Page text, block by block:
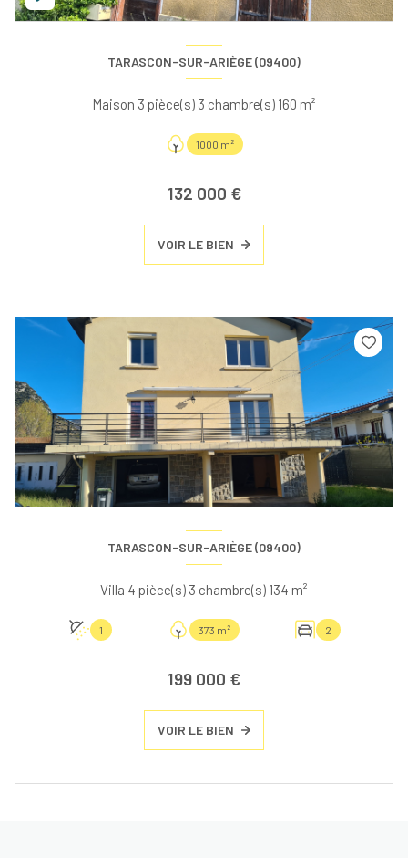
TARASCON-SUR-ARIÈGE (09400)
Maison 3 pièce(s) 3 chambre(s) 160 m²
1000 m²
132 000 €
VOIR LE BIEN
TARASCON-SUR-ARIÈGE (09400)
Villa 4 pièce(s) 3 chambre(s) 134 m²
1 373 m² 2
199 000 €
VOIR LE BIEN